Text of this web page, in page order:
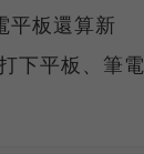
平板還算新
下平板、筆電